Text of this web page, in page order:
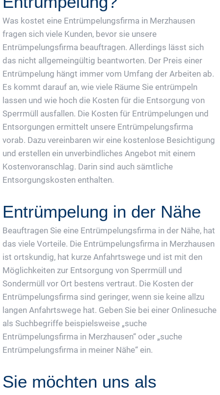
Was kostet eine Entrümpelungsfirma in Merzhausen
fragen sich viele Kunden, bevor sie unsere
Entrümpelungsfirma beauftragen. Allerdings lässt sich
das nicht allgemeingültig beantworten. Der Preis einer
Entrümpelung hängt immer vom Umfang der Arbeiten ab.
Es kommt darauf an, wie viele Räume Sie entrümpeln
lassen und wie hoch die Kosten für die Entsorgung von
Sperrmüll ausfallen. Die Kosten für Entrümpelungen und
Entsorgungen ermittelt unsere Entrümpelungsfirma
vorab. Dazu vereinbaren wir eine kostenlose Besichtigung
und erstellen ein unverbindliches Angebot mit einem
Kostenvoranschlag. Darin sind auch sämtliche
Entsorgungskosten enthalten.
Entrümpelung in der Nähe
Beauftragen Sie eine Entrümpelungsfirma in der Nähe, hat
das viele Vorteile. Die Entrümpelungsfirma in Merzhausen
ist ortskundig, hat kurze Anfahrtswege und ist mit den
Möglichkeiten zur Entsorgung von Sperrmüll und
Sondermüll vor Ort bestens vertraut. Die Kosten der
Entrümpelungsfirma sind geringer, wenn sie keine allzu
langen Anfahrtswege hat. Geben Sie bei einer Onlinesuche
als Suchbegriffe beispielsweise „suche
Entrümpelungsfirma in Merzhausen“ oder „suche
Entrümpelungsfirma in meiner Nähe“ ein.
Sie möchten uns als